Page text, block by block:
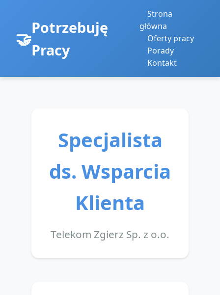
Potrzebuję
Pracy
Strona
główna
Oferty pracy
Porady
Kontakt
Specjalista
ds. Wsparcia
Klienta
Telekom Zgierz Sp. z o.o.